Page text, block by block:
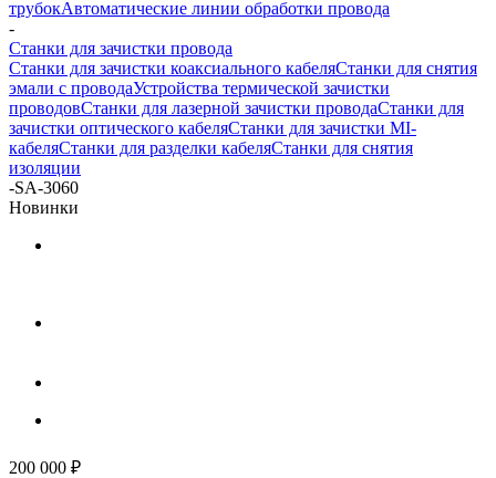
трубокАвтоматические линии обработки провода
-
Станки для зачистки провода
Станки для зачистки коаксиального кабеляСтанки для снятия
эмали с проводаУстройства термической зачистки
проводовСтанки для лазерной зачистки проводаСтанки для
зачистки оптического кабеляСтанки для зачистки MI-
кабеляСтанки для разделки кабеляСтанки для снятия
изоляции
-SA-3060
Новинки
200 000 ₽